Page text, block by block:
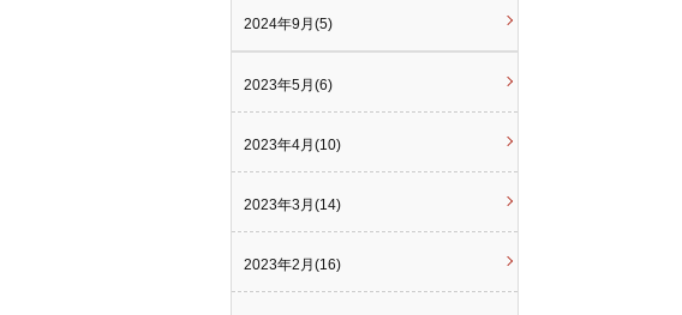
2024年9月(5)
2023年5月(6)
2023年4月(10)
2023年3月(14)
2023年2月(16)